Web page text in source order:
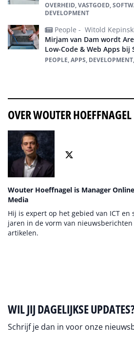
OVERHEID, VASTGOED,
DEVELOPMENT
People - Witold
Mirjam van Dam wordt
Low-Code & Web Apps bij
PEOPLE, APPS,
OVER WOUTER HOEFFNAGEL
Wouter Hoeffnagel is Manager
Media
Hij is expert op het gebied van ICT
jaren in de vorm van
artikelen.
WIL JIJ DAGELIJKSE
Schrijf je dan in voor onze